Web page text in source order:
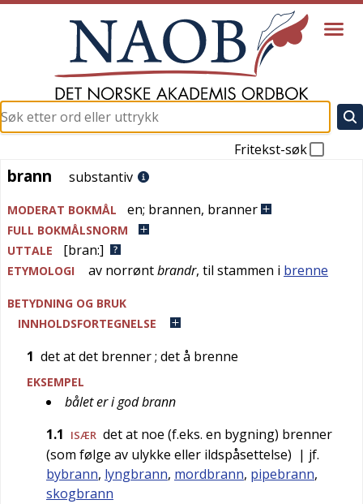
Fritekst-søk
brann
brann substantiv
MODERAT BOKMÅL en; brannen, branner
FULL BOKMÅLSNORM
UTTALE
[bran:]
ETYMOLOGI av norrøntbrandr, til stammen i brenne
BETYDNING OG BRUK
INNHOLDSFORTEGNELSE
1 det at det brenner; det å brenne
EKSEMPEL
bålet er i god brann
1.1
ISÆR det at noe (f.eks. en bygning) brenner
(som følge av ulykke eller ildspåsettelse) | jf.
bybrann, lyngbrann, mordbrann, pipebrann,
skogbrann